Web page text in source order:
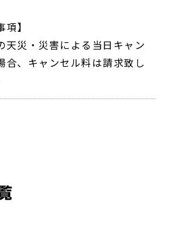
項】
天災・災害による当日キャン
合、キャンセル料は請求致し